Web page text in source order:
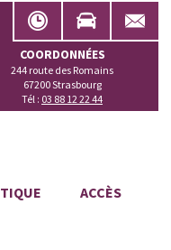
ACCÈS
COORDONNÉES
244 route des Romains
67200 Strasbourg
Tél : 03 88 12 22 44